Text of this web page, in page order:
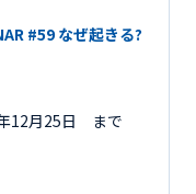
#59 なぜ起きる?
12月25日 まで